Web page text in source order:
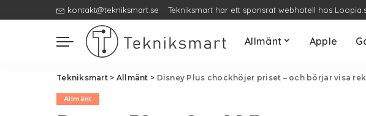
kontakt@tekniksmart.se Tekniksmart har ett sponsrat webhotell hos
Allmänt Apple
Tekniksmart> Allmänt > Disney Plus chockhöjer priset – och börjar visa
Allmänt